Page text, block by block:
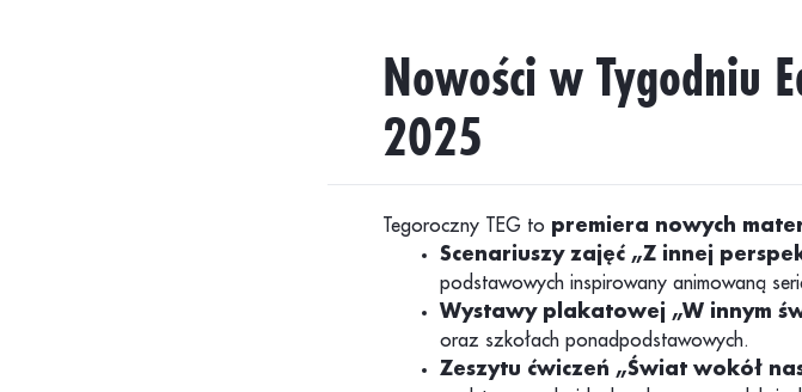
Nowości w Tygodniu
2025
Tegoroczny TEG to premiera nowych
Scenariuszy zajęć „Z innej
podstawowych inspirowany animowaną
Wystawy plakatowej „W innym
oraz szkołach ponadpodstawowych.
Zeszytu ćwiczeń „Świat wokół